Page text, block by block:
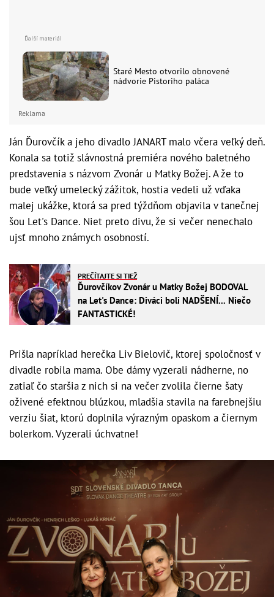
Staré Mesto otvorilo obnovené
nádvorie Pistoriho paláca
Reklama
Ján Ďurovčík a jeho divadlo JANART malo včera veľký deň.
Konala sa totiž slávnostná premiéra nového baletného
predstavenia s názvom Zvonár u Matky Božej. A že to
bude veľký umelecký zážitok, hostia vedeli už vďaka
malej ukážke, ktorá sa pred týždňom objavila v tanečnej
šou Let's Dance. Niet preto divu, že si večer nenechalo
ujsť mnoho známych osobností.
PREČÍTAJTE SI TIEŽ
Ďurovčíkov Zvonár u Matky Božej BODOVAL
na Let's Dance: Diváci boli NADŠENÍ... Niečo
FANTASTICKÉ!
Prišla napríklad herečka Liv Bielovič, ktorej spoločnosť v
divadle robila mama. Obe dámy vyzerali nádherne, no
zatiaľ čo staršia z nich si na večer zvolila čierne šaty
oživené efektnou blúzkou, mladšia stavila na farebnejšiu
verziu šiat, ktorú doplnila výrazným opaskom a čiernym
bolerkom. Vyzerali úchvatne!